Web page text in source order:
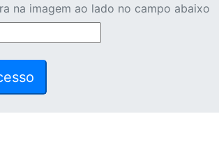
na imagem ao lado no campo abaixo